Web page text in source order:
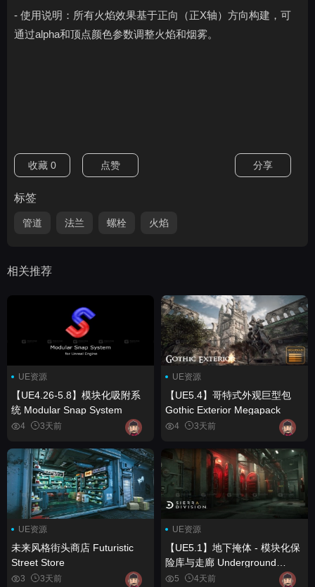
- 使用说明：所有火焰效果基于正向（正X轴）方向构建，可
通过alpha和顶点颜色参数调整火焰和烟雾。
收藏 0 点赞 分享
标签
管道 法兰 螺栓 火焰
相关推荐
UE资源
【UE4.26-5.8】模块化吸附系
统 Modular Snap System
4 3天前
UE资源
【UE5.4】哥特式外观巨型包
Gothic Exterior Megapack
4 3天前
UE资源
未来风格街头商店 Futuristic
Street Store
3 3天前
UE资源
【UE5.1】地下掩体 - 模块化保
险库与走廊 Underground
Bunker - Modular Vaults and
5 4天前